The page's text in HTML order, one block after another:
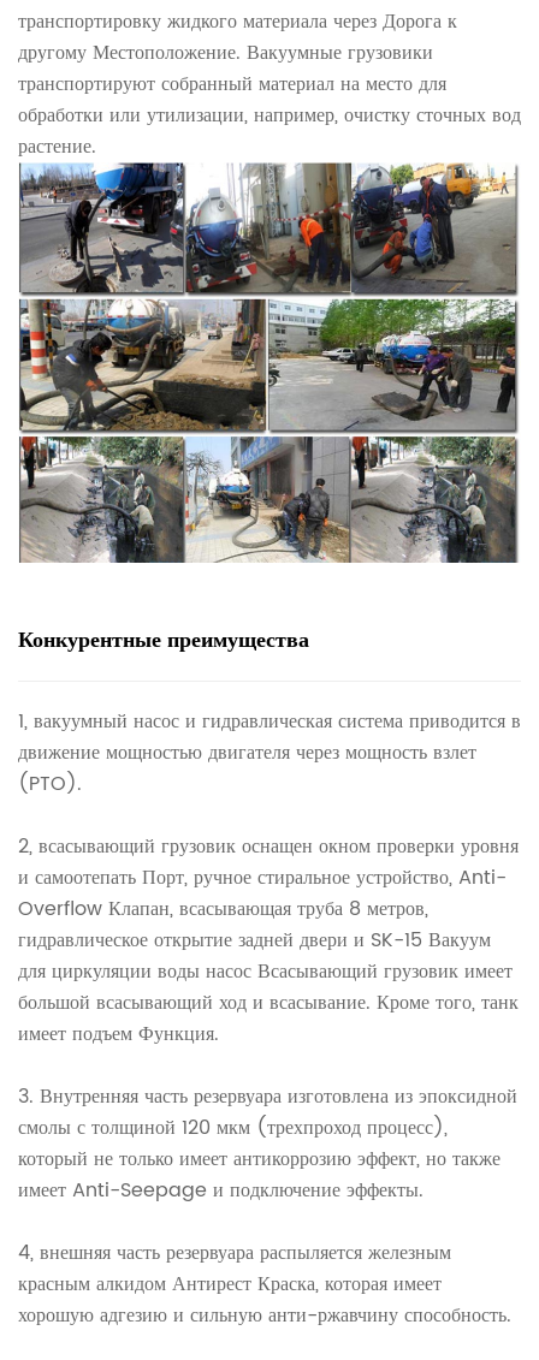
транспортировку жидкого материала через Дорога к
другому Местоположение. Вакуумные грузовики
транспортируют собранный материал на место для
обработки или утилизации, например, очистку сточных вод
растение.
Конкурентные преимущества
1, вакуумный насос и гидравлическая система приводится в
движение мощностью двигателя через мощность взлет
(PTO).
2, всасывающий грузовик оснащен окном проверки уровня
и самоотепать Порт, ручное стиральное устройство, Anti-
Overflow Клапан, всасывающая труба 8 метров,
гидравлическое открытие задней двери и SK-15 Вакуум
для циркуляции воды насос Всасывающий грузовик имеет
большой всасывающий ход и всасывание. Кроме того, танк
имеет подъем Функция.
3. Внутренняя часть резервуара изготовлена ​​из эпоксидной
смолы с толщиной 120 мкм (трехпроход процесс),
который не только имеет антикоррозию эффект, но также
имеет Anti-Seepage и подключение эффекты.
4, внешняя часть резервуара распыляется железным
красным алкидом Антирест Краска, которая имеет
хорошую адгезию и сильную анти-ржавчину способность.